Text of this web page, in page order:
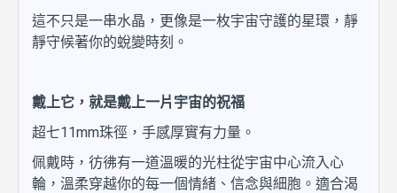
這不只是一串水晶，更像是一枚宇宙守護的星環，靜
靜守候著你的蛻變時刻。
戴上它，就是戴上一片宇宙的祝福
超七11mm珠徑，手感厚實有力量。
佩戴時，彷彿有一道溫暖的光柱從宇宙中心流入心
輪，溫柔穿越你的每一個情緒、信念與細胞。適合渴